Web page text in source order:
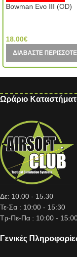
Bowman Evo III (OD)
18.00€
ΔΙΑΒΆΣΤΕ
Ωράριο
Δε: 10.00 - 15.30
Τε-Σα : 10:00 - 15:30
Τρ-Πε-Πα : 10:00 -
Γενικές